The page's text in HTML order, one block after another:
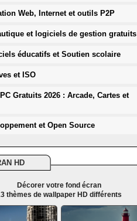
Web, Internet et outils P2P
et logiciels de gestion gratuits
éducatifs et Soutien scolaire
et ISO
Gratuits 2026 : Arcade, Cartes et
et Open Source
HD
Décorer votre fond écran
thèmes de wallpaper HD différents